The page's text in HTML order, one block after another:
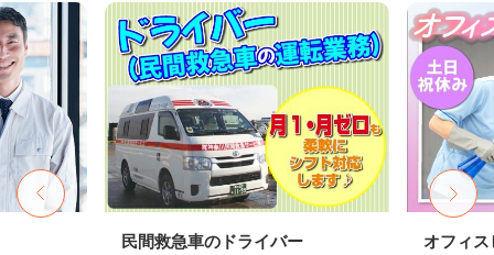
民間救急車のドライバー オフィス